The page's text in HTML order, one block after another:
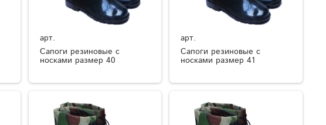
арт.
Сапоги резиновые с
носками размер 40
арт.
Сапоги резиновые с
носками размер 41